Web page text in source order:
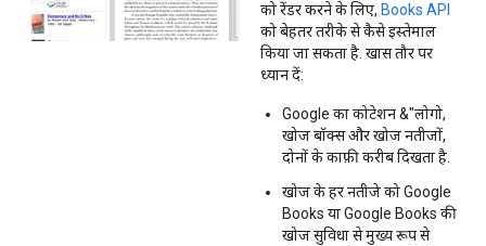
को रेंडर करने के लिए, Books API
को बेहतर तरीके से कैसे इस्तेमाल
किया जा सकता है. खास तौर पर
ध्यान दें:
Google का कोटेशन &"लोगो,
खोज बॉक्स और खोज नतीजों,
दोनों के काफ़ी करीब दिखता है.
खोज के हर नतीजे को Google
Books या Google Books की
खोज सुविधा से मुख्य रूप से